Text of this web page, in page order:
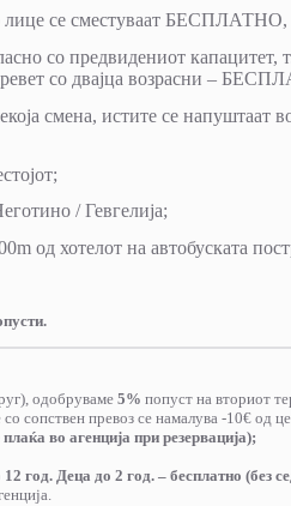
се сместуваат БЕСПЛАТНО,
со предвидениот капацитет,
со двајца возрасни –
смена, истите се напуштаат
/ Гевгелија;
од хотелот на автобуската
одобруваме 5% попуст на вториот
сопствен превоз се намалува -10€ од
во агенција при резервација);
год. Деца до 2 год. – бесплатно (без